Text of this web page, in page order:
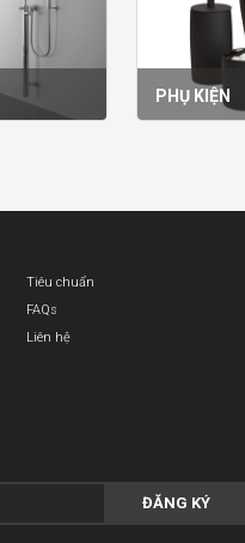
PHỤ KIỆN
Tiêu chuẩn
FAQs
Liên hệ
ĐĂNG KÝ